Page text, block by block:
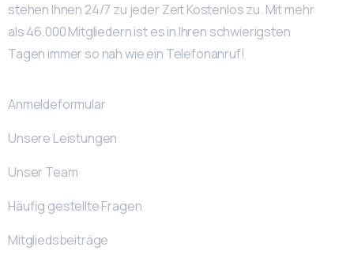
stehen Ihnen 24/7 zu jeder Zeıt Kostenlos zu. Mit mehr
als 46.000 Mitgliedern ist es in Ihren schwierigsten
Tagen immer so nah wie ein Telefonanruf!
Anmeldeformular
Unsere Leistungen
Unser Team
Häufig gestellte Fragen
Mitgliedsbeiträge